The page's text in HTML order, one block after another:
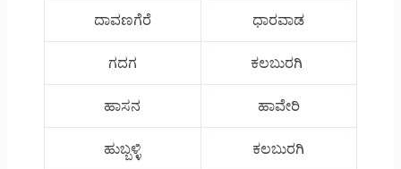
ದಾವಣಗೆರೆ ಧಾರವಾಡ
ಗದಗ ಕಲಬುರಗಿ
ಹಾಸನ ಹಾವೇರಿ
ಹುಬ್ಬಳ್ಳಿ ಕಲಬುರಗಿ